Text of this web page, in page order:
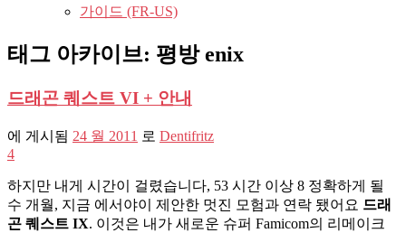
가이드 (FR-US)
태그 아카이브: 평방 enix
드래곤 퀘스트 VI + 안내
에 게시됨 24 월 2011 로 Dentifritz
4
하지만 내게 시간이 걸렸습니다, 53 시간 이상 8 정확하게 될
수 개월, 지금 에서야이 제안한 멋진 모험과 연락 됐어요 드래
곤 퀘스트 IX. 이것은 내가 새로운 슈퍼 Famicom의 리메이크